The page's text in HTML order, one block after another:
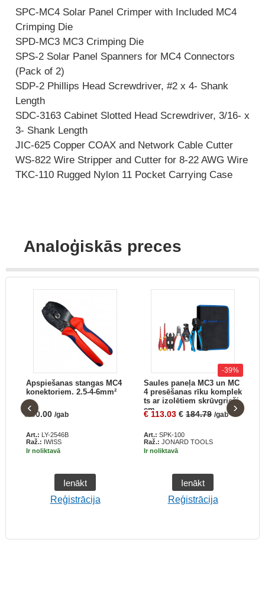
SPC-MC4 Solar Panel Crimper with Included MC4
Crimping Die
SPD-MC3 MC3 Crimping Die
SPS-2 Solar Panel Spanners for MC4 Connectors
(Pack of 2)
SDP-2 Phillips Head Screwdriver, #2 x 4- Shank
Length
SDC-3163 Cabinet Slotted Head Screwdriver, 3/16- x
3- Shank Length
JIC-625 Copper COAX and Network Cable Cutter
WS-822 Wire Stripper and Cutter for 8-22 AWG Wire
TKC-110 Rugged Nylon 11 Pocket Carrying Case
Analoģiskās preces
Apspiešanas stangas MC4
konektoriem. 2.5-4-6mm²
€ 30.00 /gab
Art.: LY-2546B
Raž.: IWISS
Ir noliktavā
Ienākt
Reģistrācija
-39%
Saules paneļa MC3 un MC
4 presēšanas rīku komplek
ts ar izolētiem skrūvgrieži
em
€ 113.03 € 184.79 /gab
Art.: SPK-100
Raž.: JONARD TOOLS
Ir noliktavā
Ienākt
Reģistrācija
‹ ›